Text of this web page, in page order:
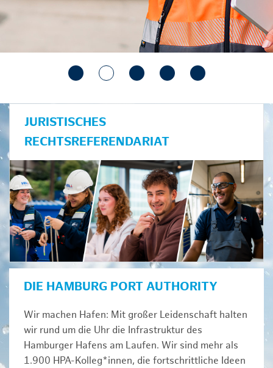
JURISTISCHES
RECHTSREFERENDARIAT
DIE HAMBURG PORT AUTHORITY
Wir machen Hafen: Mit großer Leidenschaft halten
wir rund um die Uhr die Infrastruktur des
Hamburger Hafens am Laufen. Wir sind mehr als
1.900 HPA-Kolleg*innen, die fortschrittliche Ideen